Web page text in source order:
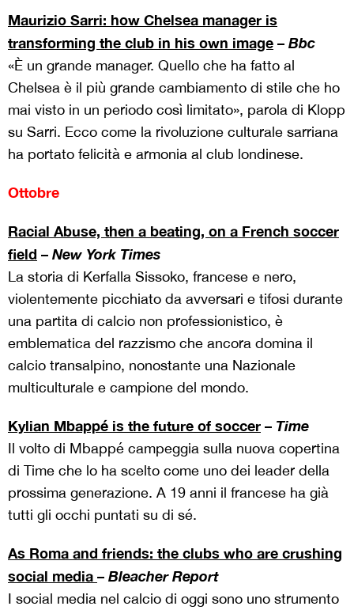
Maurizio Sarri: how Chelsea manager is
transforming the club in his own image – Bbc
«È un grande manager. Quello che ha fatto al
Chelsea è il più grande cambiamento di stile che ho
mai visto in un periodo così limitato», parola di Klopp
su Sarri. Ecco come la rivoluzione culturale sarriana
ha portato felicità e armonia al club londinese.
Ottobre
Racial Abuse, then a beating, on a French soccer
field – New York Times
La storia di Kerfalla Sissoko, francese e nero,
violentemente picchiato da avversari e tifosi durante
una partita di calcio non professionistico, è
emblematica del razzismo che ancora domina il
calcio transalpino, nonostante una Nazionale
multiculturale e campione del mondo.
Kylian Mbappé is the future of soccer – Time
Il volto di Mbappé campeggia sulla nuova copertina
di Time che lo ha scelto come uno dei leader della
prossima generazione. A 19 anni il francese ha già
tutti gli occhi puntati su di sé.
As Roma and friends: the clubs who are crushing
social media – Bleacher Report
I social media nel calcio di oggi sono uno strumento